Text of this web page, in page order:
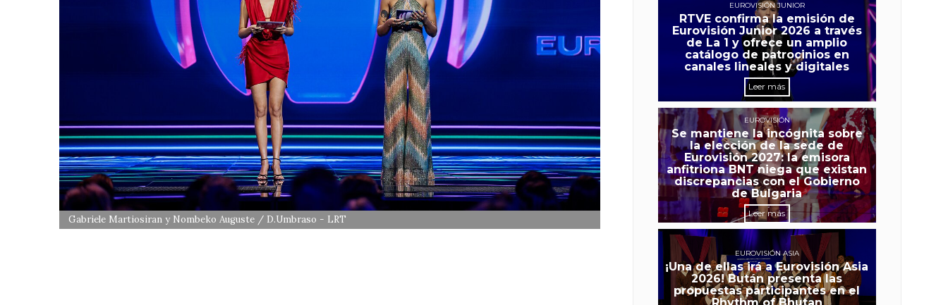
Gabriele Martiosiran y Nombeko Auguste / D.Umbraso - LRT
EUROVISIÓN JUNIOR
RTVE confirma la emisión de
Eurovisión Junior 2026 a través
de La 1 y ofrece un amplio
catálogo de patrocinios en
canales lineales y digitales
Leer más
EUROVISIÓN
Se mantiene la incógnita sobre
la elección de la sede de
Eurovisión 2027: la emisora
anfitriona BNT niega que existan
discrepancias con el Gobierno
de Bulgaria
Leer más
EUROVISIÓN ASIA
¡Una de ellas irá a Eurovisión Asia
2026! Bután presenta las
propuestas participantes en el
Rhythm of Bhutan